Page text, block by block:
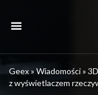
Geex» Wiadomości»
z wyświetlaczem